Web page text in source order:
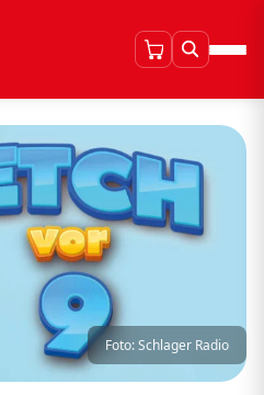
Foto: Schlager Radio